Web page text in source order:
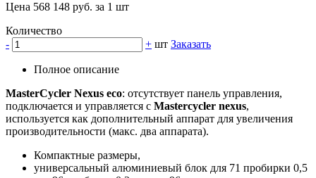
Цена 568 148 руб. за 1 шт
Количество
-
+ шт Заказать
Полное описание
MasterCycler Nexus eco: отсутствует панель управления,
подключается и управляется с Mastercycler nexus,
используется как дополнительный аппарат для увеличения
производительности (макс. два аппарата).
Компактные размеры,
универсальный алюминиевый блок для 71 пробирки 0,5